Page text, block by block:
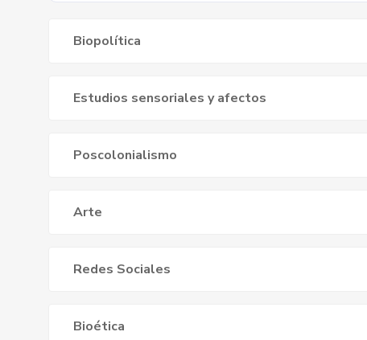
Biopolítica
Estudios sensoriales y afectos
Poscolonialismo
Arte
Redes Sociales
Bioética